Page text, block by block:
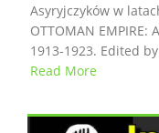
Asyryjczyków w
OTTOMAN
1913-1923. Edited
Read More